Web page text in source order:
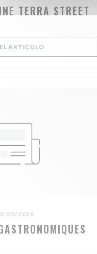
TERRA STREET
ARTICULO((ABRE EN UNA
05/2026